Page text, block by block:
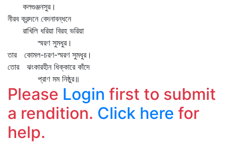
কলগুঞ্জনসুর।
নীরব ক্রন্দনে বেদনাবন্ধনে
রাখিলি ধরিয়া বিরহ ভরিয়া
স্মরণ সুমধুর।
তার কোমল-চরণ-স্মরণ সুমধুর।
তোর ঝংকারহীন ধিক্কারে কাঁদে
প্রাণ মম নিষ্ঠুর॥
Please Login first to submit
a rendition. Click here for
help.